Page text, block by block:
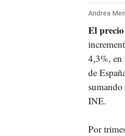
Andrea
El
4,3%,
de
sumando
INE.
Por